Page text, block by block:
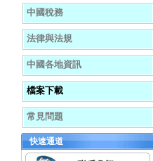
中國稅務
法律與法規
中國各地資訊
檔案下載
常見問題
快速通道